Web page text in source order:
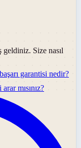
Size nasıl
garantisi nedir?
mısınız?